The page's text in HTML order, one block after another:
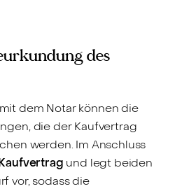
des
dem Notar können die
die der Kaufvertrag
werden. Im Anschluss
und legt beiden
vor, sodass die